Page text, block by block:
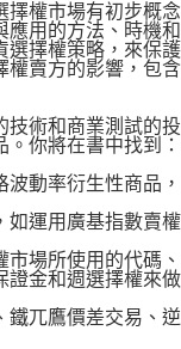
權市場有初步概念
應用的方法、時機和
選擇權策略，來保護
權賣方的影響，包含
術和商業測試的投
你將在書中找到：
動率衍生性商品，
運用廣基指數賣權
場所使用的代碼、
證金和週選擇權來做
兀鷹價差交易、逆